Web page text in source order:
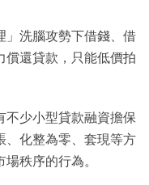
」洗腦攻勢下借錢、借
償還貸款，只能低價拍
不少小型貸款融資擔保
、化整為零、套現等方
秩序的行為。